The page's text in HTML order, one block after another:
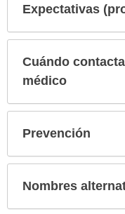
Expectativas
Cuándo
médico
Prevención
Nombres